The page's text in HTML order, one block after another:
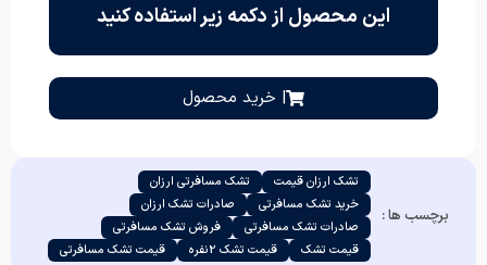
این محصول از دکمه زیر استفاده کنید
| خرید محصول
برچسب ها :
تشک ارزان قیمت
تشک مسافرتی ارزان
خرید تشک مسافرتی
صادرات تشک ارزان
صادرات تشک مسافرتی
فروش تشک مسافرتی
قیمت تشک
قیمت تشک 2نفره قیمت تشک مسافرتی